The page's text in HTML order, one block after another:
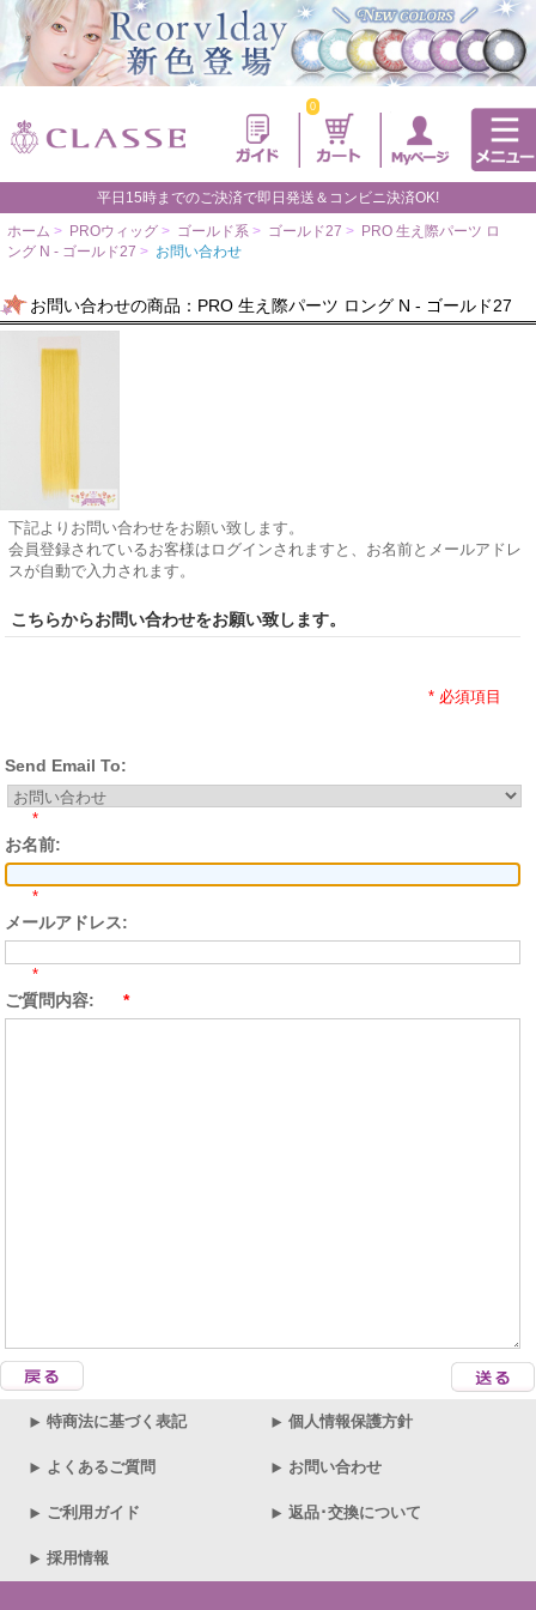
0
平日15時までのご決済で即日発送＆コンビニ決済OK!
ホーム > PROウィッグ > ゴールド系 > ゴールド27 > PRO 生え際パーツ ロ
ング N - ゴールド27 > お問い合わせ
お問い合わせの商品：PRO 生え際パーツ ロング N - ゴールド27
下記よりお問い合わせをお願い致します。
会員登録されているお客様はログインされますと、お名前とメールアドレ
スが自動で入力されます。
こちらからお問い合わせをお願い致します。
* 必須項目
Send Email To:
*
お名前:
*
メールアドレス:
*
ご質問内容: *
特商法に基づく表記 個人情報保護方針
よくあるご質問 お問い合わせ
ご利用ガイド 返品･交換について
採用情報